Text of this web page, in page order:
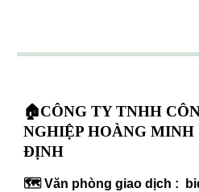
🏠CÔNG TY TNHH
NGHIỆP HOÀNG MINH
ĐỊNH
🗺️ Văn phòng giao dịch :